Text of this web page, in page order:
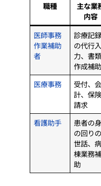
職種
主な業
内容
医師事務
作業補助
者
診療記録
の代行入
力、書類
作成補助
医療事務
受付、会
計、保険
請求
看護助手
患者の身
の回りの
世話、病
棟業務補
助